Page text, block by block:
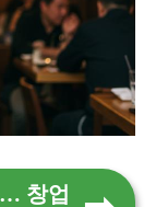
창업